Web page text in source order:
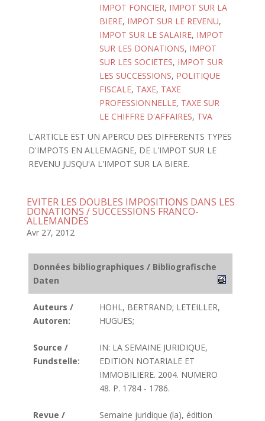
IMPOT FONCIER, IMPOT SUR LA
BIERE, IMPOT SUR LE REVENU,
IMPOT SUR LE SALAIRE, IMPOT
SUR LES DONATIONS, IMPOT
SUR LES SOCIETES, IMPOT SUR
LES SUCCESSIONS, POLITIQUE
FISCALE, TAXE, TAXE
PROFESSIONNELLE, TAXE SUR
LE CHIFFRE D'AFFAIRES, TVA
L'ARTICLE EST UN APERCU DES DIFFERENTS TYPES
D'IMPOTS EN ALLEMAGNE, DE L'IMPOT SUR LE
REVENU JUSQU'A L'IMPOT SUR LA BIERE.
EVITER LES DOUBLES IMPOSITIONS DANS LES
DONATIONS / SUCCESSIONS FRANCO-
ALLEMANDES
Avr 27, 2012
Données bibliographiques / Bibliografische
Daten
Auteurs /
Autoren:
HOHL, BERTRAND; LETEILLER,
HUGUES;
Source /
Fundstelle:
IN: LA SEMAINE JURIDIQUE,
EDITION NOTARIALE ET
IMMOBILIERE. 2004. NUMERO
48. P. 1784 - 1786.
Revue /
Semaine juridique (la), édition